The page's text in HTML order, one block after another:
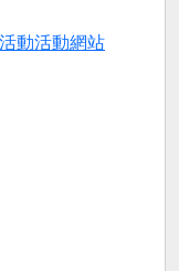
動活動網站